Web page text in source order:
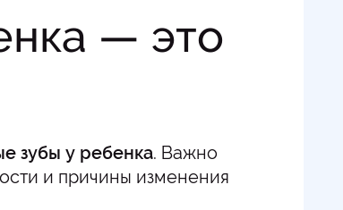
— это
зубы у ребенка. Важно
и причины изменения